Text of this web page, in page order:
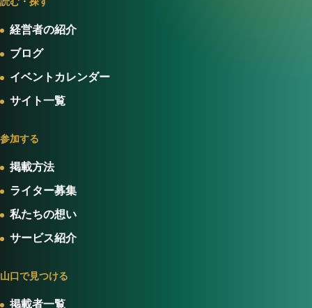
経営者の紹介
ブログ
イベントカレンダー
サイト一覧
参加する
掲載方法
ライター募集
私たちの想い
サービス紹介
山口で見つける
掲載者一覧